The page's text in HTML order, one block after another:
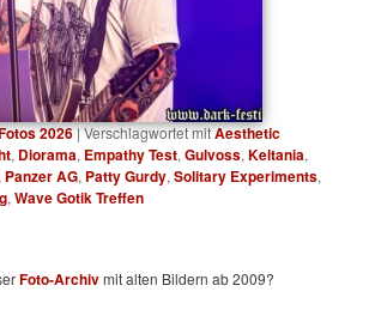
2026|Verschlagwortet mitAesthetic
, Diorama, Empathy Test,Gulvoss,Keltania,
Panzer AG, Patty Gurdy,Solitary Experiments,
,Wave Gotik Treffen
Foto-Archivmit alten Bildern ab 2009?